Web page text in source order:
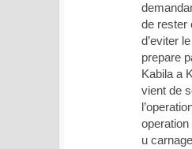
de rester
d’eviter
prepare
Kabila a
vient de
u